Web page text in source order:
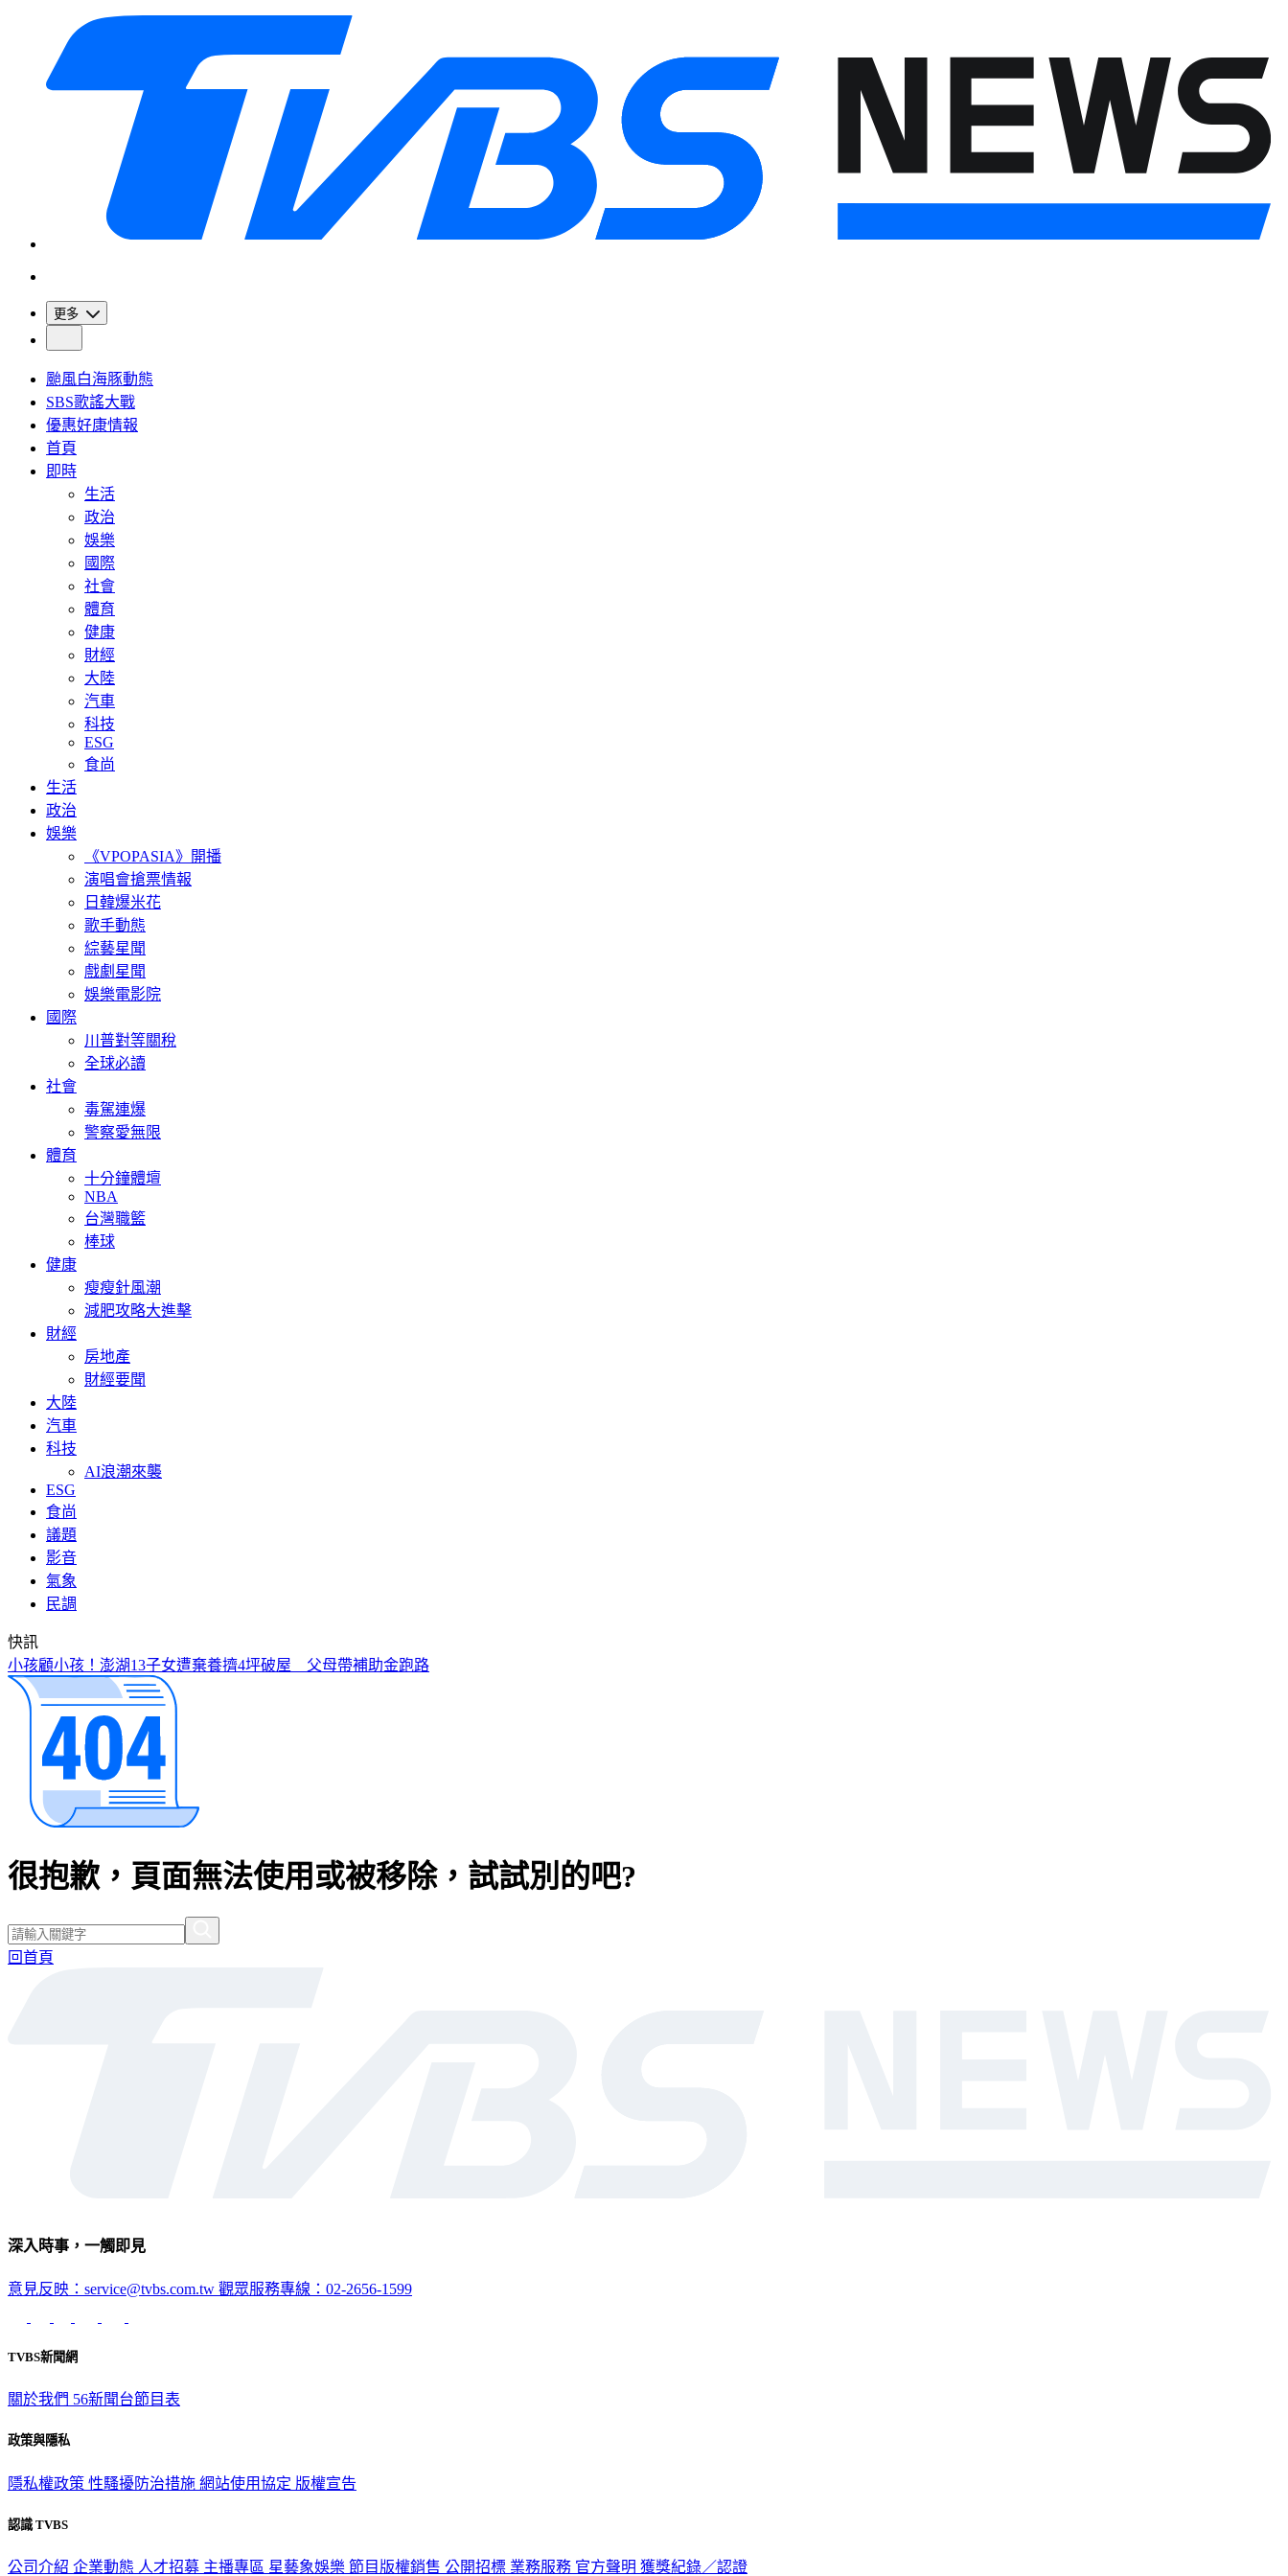
更多
颱風白海豚動態
SBS歌謠大戰
優惠好康情報
首頁
即時
生活
政治
娛樂
國際
社會
體育
健康
財經
大陸
汽車
科技
ESG
食尚
生活
政治
娛樂
《VPOPASIA》開播
演唱會搶票情報
日韓爆米花
歌手動態
綜藝星聞
戲劇星聞
娛樂電影院
國際
川普對等關稅
全球必讀
社會
毒駕連爆
警察愛無限
體育
十分鐘體壇
NBA
台灣職籃
棒球
健康
瘦瘦針風潮
減肥攻略大進擊
財經
房地產
財經要聞
大陸
汽車
科技
AI浪潮來襲
ESG
食尚
議題
影音
氣象
民調
快訊
小孩顧小孩！澎湖13子女遭棄養擠4坪破屋 父母帶補助金跑路
很抱歉，頁面無法使用或被移除，試試別的吧?
回首頁
深入時事，一觸即見
意見反映：service@tvbs.com.tw 觀眾服務專線：02-2656-1599
TVBS新聞網
關於我們 56新聞台節目表
政策與隱私
隱私權政策 性騷擾防治措施 網站使用協定 版權宣告
認識 TVBS
公司介紹 企業動態 人才招募 主播專區 星藝象娛樂 節目版權銷售 公開招標 業務服務 官方聲明 獲獎紀錄／認證